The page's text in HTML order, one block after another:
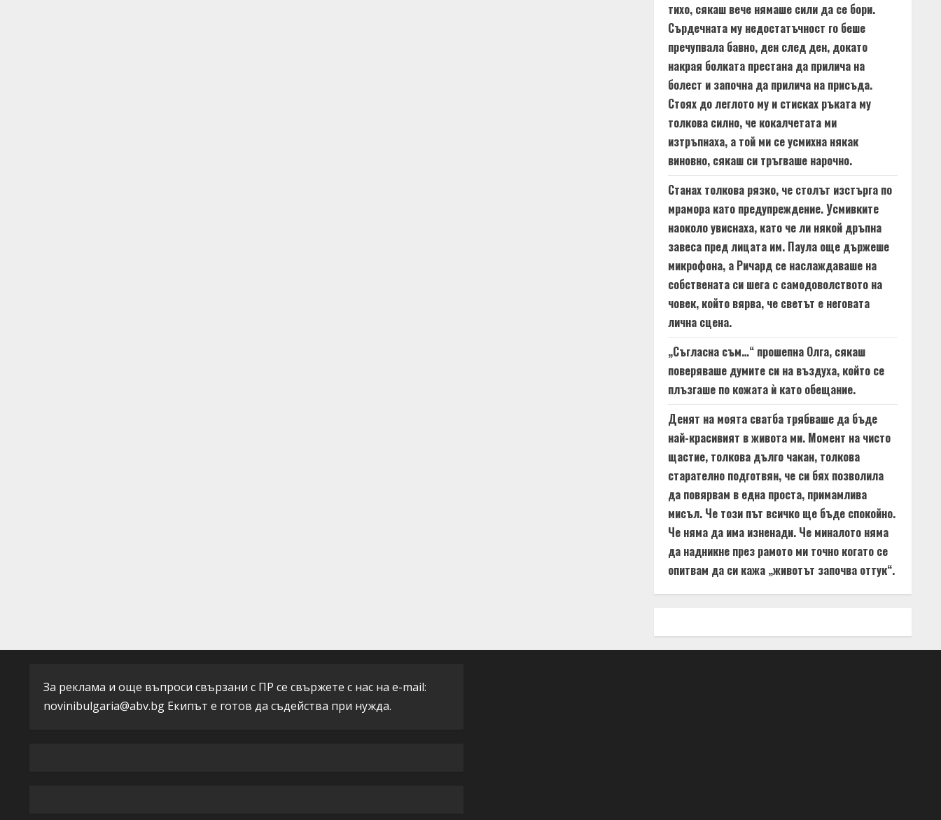
тихо, сякаш вече нямаше сили да се бори.
Сърдечната му недостатъчност го беше
пречупвала бавно, ден след ден, докато
накрая болката престана да прилича на
болест и започна да прилича на присъда.
Стоях до леглото му и стисках ръката му
толкова силно, че кокалчетата ми
изтръпнаха, а той ми се усмихна някак
виновно, сякаш си тръгваше нарочно.
Станах толкова рязко, че столът изстърга по
мрамора като предупреждение. Усмивките
наоколо увиснаха, като че ли някой дръпна
завеса пред лицата им. Паула още държеше
микрофона, а Ричард се наслаждаваше на
собствената си шега с самодоволството на
човек, който вярва, че светът е неговата
лична сцена.
„Съгласна съм…“ прошепна Олга, сякаш
поверяваше думите си на въздуха, който се
плъзгаше по кожата ѝ като обещание.
Денят на моята сватба трябваше да бъде
най-красивият в живота ми. Момент на чисто
щастие, толкова дълго чакан, толкова
старателно подготвян, че си бях позволила
да повярвам в една проста, примамлива
мисъл. Че този път всичко ще бъде спокойно.
Че няма да има изненади. Че миналото няма
да надникне през рамото ми точно когато се
опитвам да си кажа „животът започва оттук“.
За реклама и още въпроси свързани с ПР се свържете с нас на e-mail:
novinibulgaria@abv.bg Екипът е готов да съдейства при нужда.